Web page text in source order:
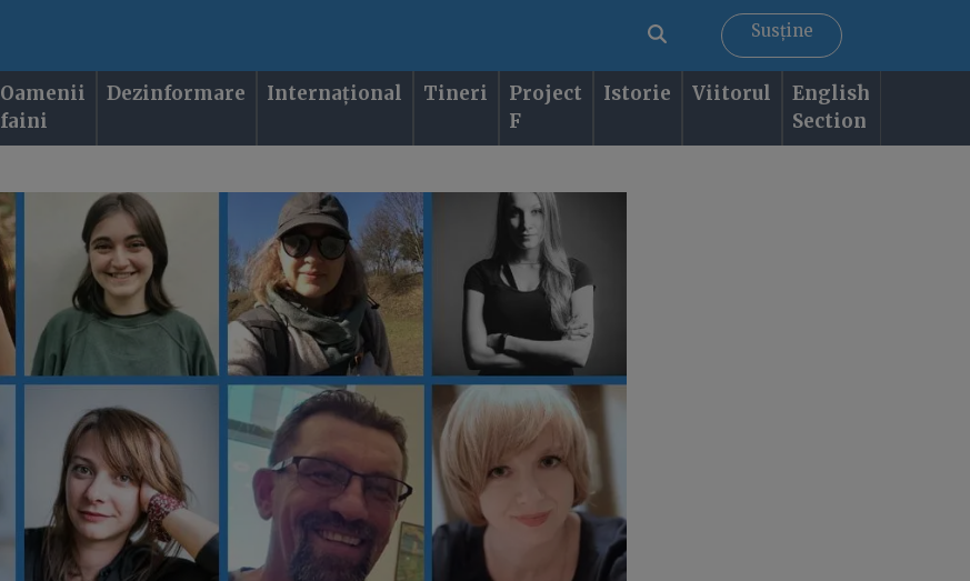
Susține
Oamenii
faini
Dezinformare Internațional Tineri
Project
F
Istorie Viitorul
English
Section